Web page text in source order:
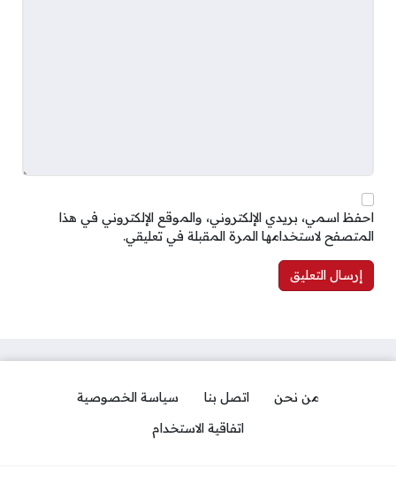
احفظ اسمي، بريدي الإلكتروني، والموقع الإلكتروني في هذا
المتصفح لاستخدامها المرة المقبلة في تعليقي.
من نحن اتصل بنا
سياسة الخصوصية
اتفاقية الاستخدام